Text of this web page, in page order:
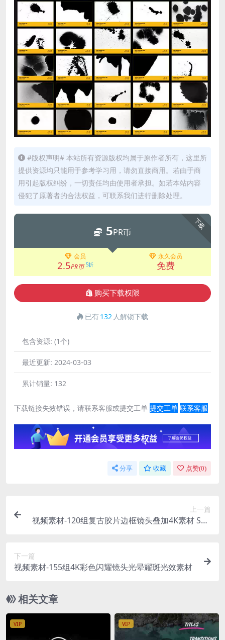
#版权声明# 本站所有资源版权均属于原作者所有，这里所
提供资源均只能用于参考学习用，请勿直接商用。若由于商
用引起版权纠纷，一切责任均由使用者承担。如若本站内容
侵犯了原著者的合法权益，可联系我们进行删除处理。
下载
5PR币
会员
2.5PR币 5折
永久会员
免费
购买下载权限
已有132 人解锁下载
包含资源: (1个)
最近更新: 2024-03-03
累计销量: 132
下载链接失效错误，请联系客服或提交工单 提交工单 联系客服
分享 收藏 点赞(0)
上一篇
视频素材-120组复古胶片边框镜头叠加4K素材 Sup
下一篇
视频素材-155组4K彩色闪耀镜头光晕耀斑光效素材
相关文章
VIP VIP